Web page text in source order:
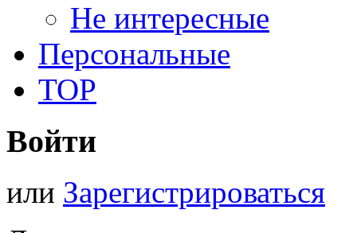
Не интересные
Персональные
TOP
Войти
или Зарегистрироваться